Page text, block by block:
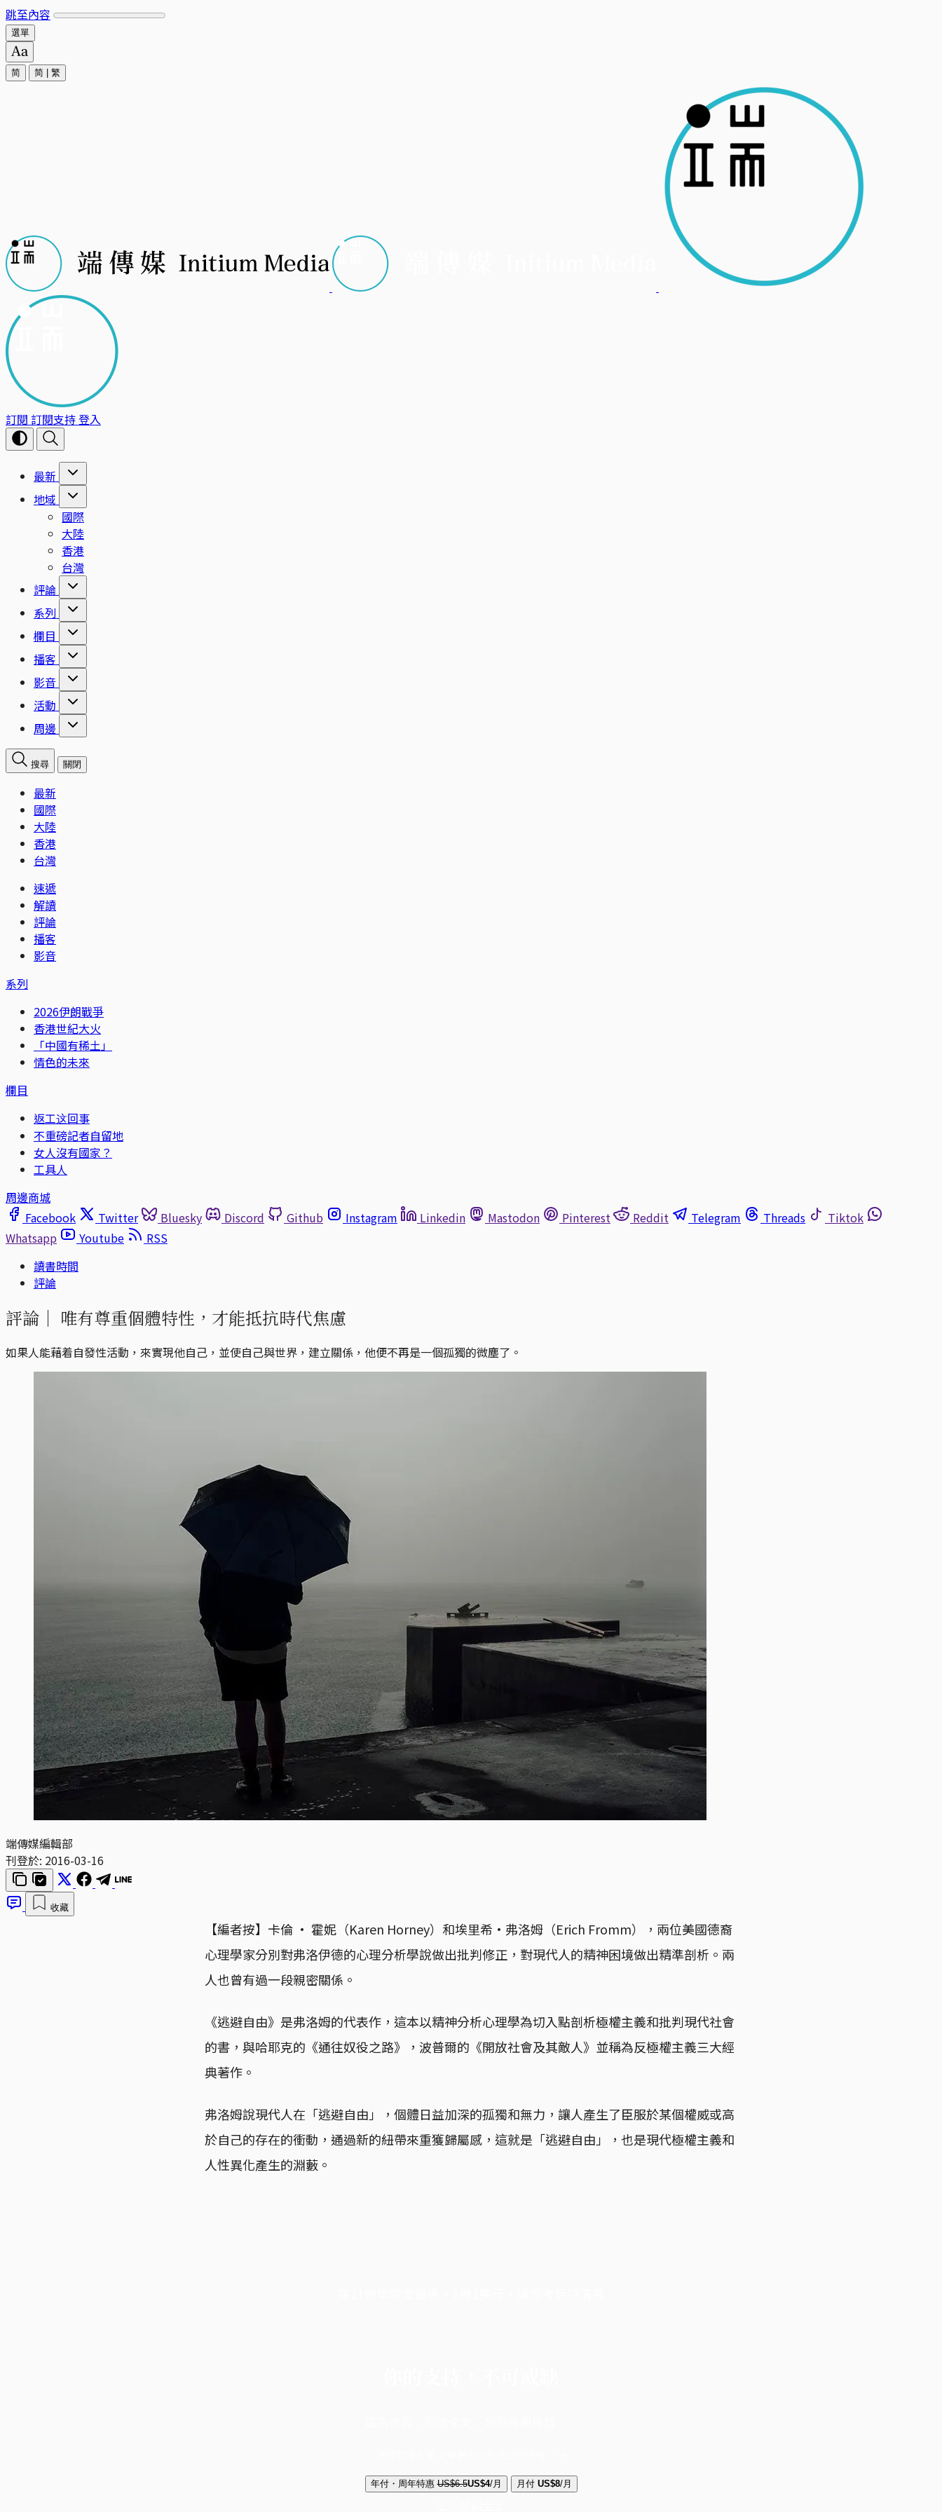
跳至內容
選單
简 简 繁
訂閱 訂閱支持登入
最新
地域
國際
大陸
香港
台灣
評論
系列
欄目
播客
影音
活動
周邊
搜尋 關閉
最新
國際
大陸
香港
台灣
速遞
解讀
評論
播客
影音
系列
2026伊朗戰爭
香港世紀大火
「中國有稀土」
情色的未來
欄目
返工这回事
不重磅記者自留地
女人沒有國家？
工具人
周邊商城
Facebook
Twitter Bluesky Discord Github Instagram Linkedin Mastodon Pinterest Reddit Telegram Threads
Tiktok
Whatsapp
Youtube
RSS
讀書時間
評論
評論｜ 唯有尊重個體特性，才能抵抗時代焦慮
如果人能藉着自發性活動，來實現他自己，並使自己與世界，建立關係，他便不再是一個孤獨的微塵了。
端傳媒編輯部
刊登於: 2016-03-16
收藏
【編者按】卡倫 · 霍妮（Karen Horney）和埃里希·弗洛姆（Erich Fromm），兩位美國德裔
心理學家分別對弗洛伊德的心理分析學說做出批判修正，對現代人的精神困境做出精準剖析。兩
人也曾有過一段親密關係。
《逃避自由》是弗洛姆的代表作，這本以精神分析心理學為切入點剖析極權主義和批判現代社會
的書，與哈耶克的《通往奴役之路》，波普爾的《開放社會及其敵人》並稱為反極權主義三大經
典著作。
弗洛姆說現代人在「逃避自由」，個體日益加深的孤獨和無力，讓人產生了臣服於某個權威或高
於自己的存在的衝動，通過新的紐帶來重獲歸屬感，這就是「逃避自由」，也是現代極權主義和
人性異化產生的淵藪。
年付・周年特惠 US$6.5US$4/月 月付 US$8/月